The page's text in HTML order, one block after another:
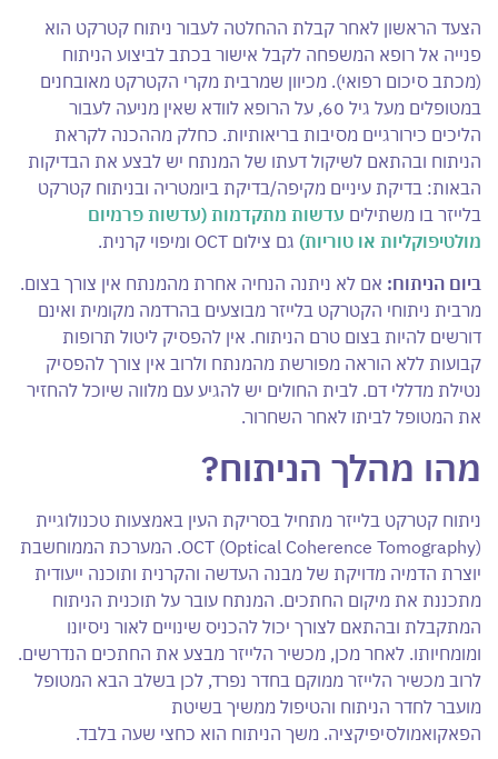
הצעד הראשון לאחר קבלת ההחלטה לעבור ניתוח קטרקט הוא
פנייה אל רופא המשפחה לקבל אישור בכתב לביצוע הניתוח
(מכתב סיכום רפואי). מכיוון שמרבית מקרי הקטרקט מאובחנים
במטופלים מעל גיל 60, על הרופא לוודא שאין מניעה לעבור
הליכים כירורגיים מסיבות בריאותיות. כחלק מההכנה לקראת
הניתוח ובהתאם לשיקול דעתו של המנתח יש לבצע את הבדיקות
הבאות: בדיקת עיניים מקיפה/בדיקת ביומטריה ובניתוח קטרקט
בלייזר בו משתילים עדשות מתקדמות (עדשות פרמיום
מולטיפוקליות או טוריות) גם צילום OCT ומיפוי קרנית.
ביום הניתוח: אם לא ניתנה הנחיה אחרת מהמנתח אין צורך בצום.
מרבית ניתוחי הקטרקט בלייזר מבוצעים בהרדמה מקומית ואינם
דורשים להיות בצום טרם הניתוח. אין להפסיק ליטול תרופות
קבועות ללא הוראה מפורשת מהמנתח ולרוב אין צורך להפסיק
נטילת מדללי דם. לבית החולים יש להגיע עם מלווה שיוכל להחזיר
את המטופל לביתו לאחר השחרור.
מהו מהלך הניתוח?
ניתוח קטרקט בלייזר מתחיל בסריקת העין באמצעות טכנולוגיית
OCT (Optical Coherence Tomography). המערכת הממוחשבת
יוצרת הדמיה מדויקת של מבנה העדשה והקרנית ותוכנה ייעודית
מתכננת את מיקום החתכים. המנתח עובר על תוכנית הניתוח
המתקבלת ובהתאם לצורך יכול להכניס שינויים לאור ניסיונו
ומומחיותו. לאחר מכן, מכשיר הלייזר מבצע את החתכים הנדרשים.
לרוב מכשיר הלייזר ממוקם בחדר נפרד, לכן בשלב הבא המטופל
מועבר לחדר הניתוח והטיפול ממשיך בשיטת
הפאקואמולסיפיקציה. משך הניתוח הוא כחצי שעה בלבד.